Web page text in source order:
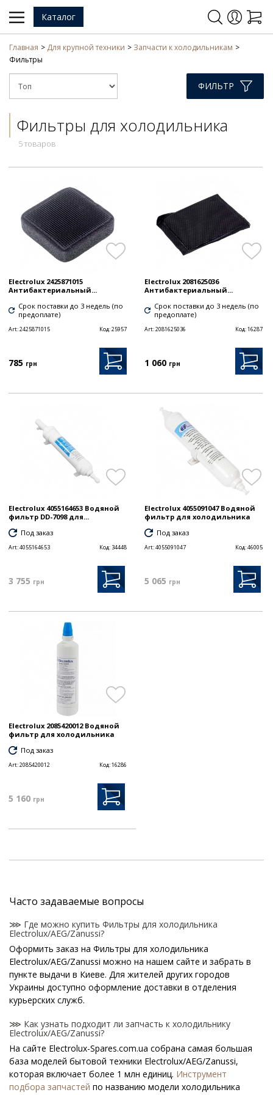
Каталог
Главная Для крупной техники
Запчасти к холодильникам
Фильтры
ФИЛЬТР
Фильтры для холодильника
5 товаров
Electrolux 2425871015
Антибактериальный...
Срок поставки до 3 недель (по
предоплате)
Art:2425871015 Код:25957
785 грн
Electrolux 2081625036
Антибактериальный...
Срок поставки до 3 недель (по
предоплате)
Art:2081625036 Код:16287
1 060 грн
Electrolux 4055164653 Водяной
фильтр DD-7098 для...
Под заказ
Art:4055164653 Код: 34448
3 755 грн
Electrolux 4055091047 Водяной
фильтр для холодильника
Под заказ
Art:4055091047 Код:46005
5 065 грн
Electrolux 2085420012 Водяной
фильтр для холодильника
Под заказ
Art:2085420012 Код:16286
5 160 грн
Часто задаваемые вопросы
⋙ Где можно купить Фильтры для холодильника
Electrolux/AEG/Zanussi?
Оформить заказ на Фильтры для холодильника
Electrolux/AEG/Zanussi можно на нашем сайте и забрать в
пункте выдачи в Киеве. Для жителей других городов
Украины доступно оформление доставки в отделения
курьерских служб.
⋙ Как узнать подходит ли запчасть к холодильнику
Electrolux/AEG/Zanussi?
На сайте Electrolux-Spares.com.ua собрана самая большая
база моделей бытовой техники Electrolux/AEG/Zanussi,
которая включает более 1 млн единиц. Инструмент
подбора запчастей по названию модели холодильника